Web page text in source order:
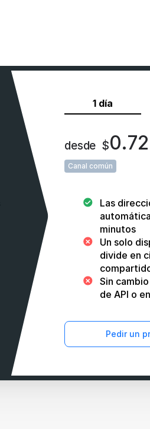
1 día
desde $0.72
Canal común
Las
minutos
Un solo
divide en
Sin
de API o
Pedir un